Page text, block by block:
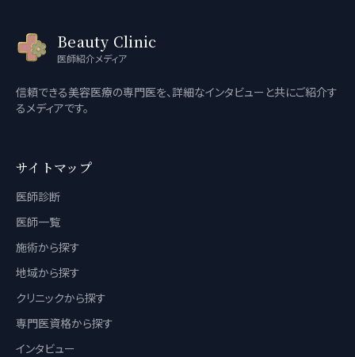
Beauty Clinic
医師紹介メディア
信頼できる美容医療の専門医を、詳細なインタビューと共にご紹介す
るメディアです。
サイトマップ
医師診断
医師一覧
施術から探す
地域から探す
クリニックから探す
専門医資格から探す
インタビュー